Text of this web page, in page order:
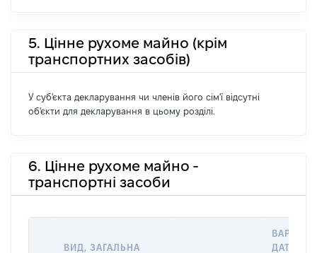
5. Цінне рухоме майно (крім
транспортних засобів)
У суб'єкта декларування чи членів його сім'ї відсутні
об'єкти для декларування в цьому розділі.
6. Цінне рухоме майно -
транспортні засоби
ВИД, ЗАГАЛЬНА
ДАТУ